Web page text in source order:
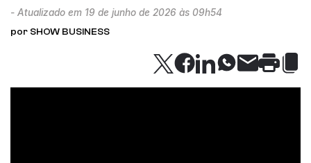
- Atualizado em 19 de junho de 2026 às 09h54
por SHOW BUSINESS